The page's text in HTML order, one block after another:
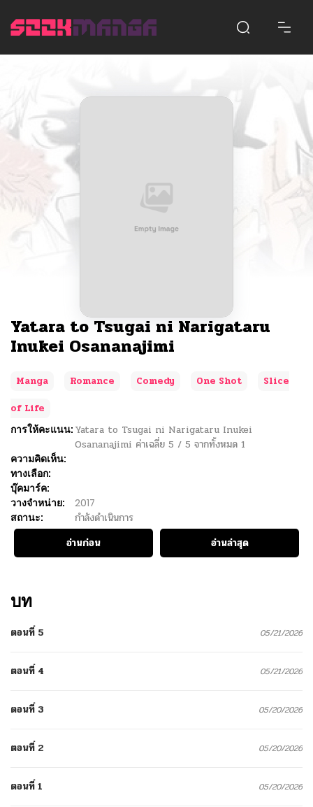
Yatara to Tsugai ni Narigataru
Inukei Osananajimi
Manga Romance Comedy One Shot
Slice
of Life
การให้คะแนน: Yatara to Tsugai ni Narigataru Inukei
Osananajimi ค่าเฉลี่ย 5 / 5 จากทั้งหมด 1
ความคิดเห็น:
ทางเลือก:
บุ๊คมาร์ค:
วางจำหน่าย:
2017
สถานะ:
กำลังดำเนินการ
อ่านก่อน
อ่านล่าสุด
บท
ตอนที่ 5 05/21/2026
ตอนที่ 4 05/21/2026
ตอนที่ 3 05/20/2026
ตอนที่ 2 05/20/2026
ตอนที่ 1 05/20/2026